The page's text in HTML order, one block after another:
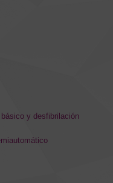
y desfibrilación